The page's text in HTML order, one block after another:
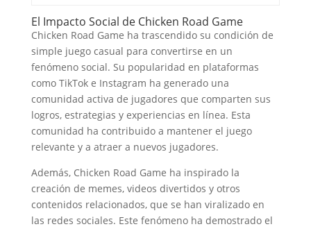
El Impacto Social de Chicken Road Game
Chicken Road Game ha trascendido su condición de
simple juego casual para convertirse en un
fenómeno social. Su popularidad en plataformas
como TikTok e Instagram ha generado una
comunidad activa de jugadores que comparten sus
logros, estrategias y experiencias en línea. Esta
comunidad ha contribuido a mantener el juego
relevante y a atraer a nuevos jugadores.
Además, Chicken Road Game ha inspirado la
creación de memes, videos divertidos y otros
contenidos relacionados, que se han viralizado en
las redes sociales. Este fenómeno ha demostrado el